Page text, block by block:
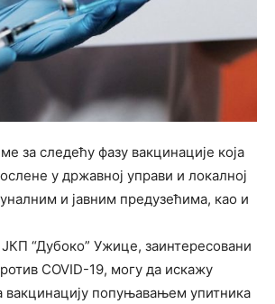
за следећу фазу вакцинације која
у државној управи и локалној
и јавним предузећима, као и
“Дубоко” Ужице, заинтересовани
COVID-19, могу да искажу
вакцинацију попуњавањем упитника